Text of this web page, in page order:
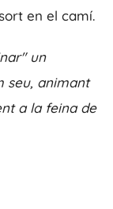
en el camí.
un
seu, animant
a la feina de